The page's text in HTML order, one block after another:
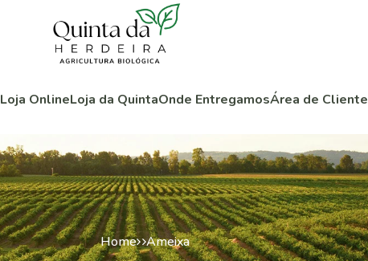
Loja OnlineLoja da QuintaOnde EntregamosÁrea de Cliente
Home Ameixa